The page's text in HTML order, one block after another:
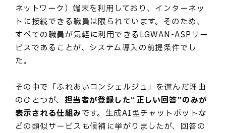
ネットワーク）端末を利用しており、インターネッ
トに接続できる職員は限られています。そのため、
すべての職員が気軽に利用できるLGWAN-ASPサー
ビスであることが、システム導入の前提条件でし
た。
その中で「ふれあいコンシェルジュ」を選んだ理由
のひとつが、 担当者が登録した“正しい回答”のみが
表示される仕組みです。生成AI型チャットボットな
どの類似サービスも候補に挙がりましたが、回答の